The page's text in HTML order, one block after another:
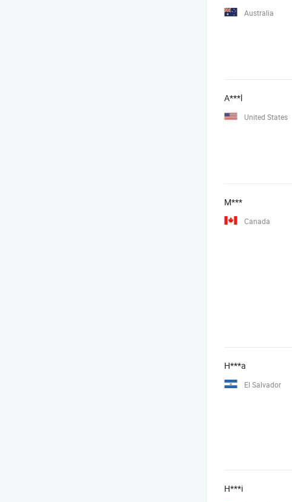
Australia
A***l
United States
M***
Canada
H***a
El Salvador
H***i